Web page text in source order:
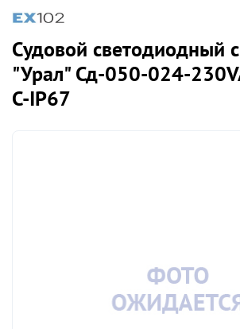
Судовой светодиодный
"Урал" Сд-050-024-
С-IP67